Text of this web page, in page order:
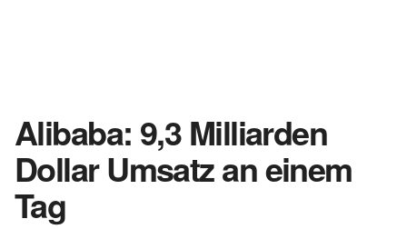
Alibaba: 9,3 Milliarden
Dollar Umsatz an einem
Tag